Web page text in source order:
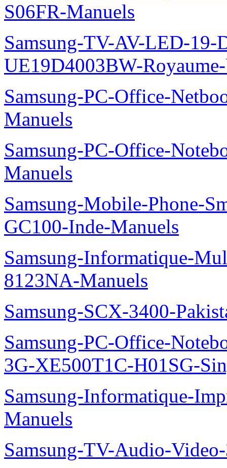
S06FR-Manuels
Samsung-TV-AV-LED-
UE19D4003BW-
Samsung-PC-Office-
Manuels
Samsung-PC-Office-
Manuels
Samsung-Mobile-Phone-
GC100-Inde-Manuels
Samsung-Informatique-
8123NA-Manuels
Samsung-SCX-3400-
Samsung-PC-Office-
3G-XE500T1C-H01SG-
Samsung-Informatique-
Manuels
Samsung-TV-Audio-